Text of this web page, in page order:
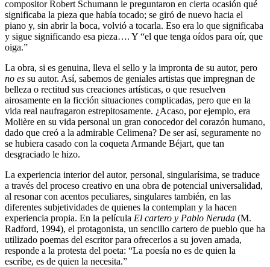
compositor Robert Schumann le preguntaron en cierta ocasión qué
significaba la pieza que había tocado; se giró de nuevo hacia el
piano y, sin abrir la boca, volvió a tocarla. Eso era lo que significaba
y sigue significando esa pieza…. Y “el que tenga oídos para oír, que
oiga.”
La obra, si es genuina, lleva el sello y la impronta de su autor, pero
no es su autor. Así, sabemos de geniales artistas que impregnan de
belleza o rectitud sus creaciones artísticas, o que resuelven
airosamente en la ficción situaciones complicadas, pero que en la
vida real naufragaron estrepitosamente. ¿Acaso, por ejemplo, era
Molière en su vida personal un gran conocedor del corazón humano,
dado que creó a la admirable Celimena? De ser así, seguramente no
se hubiera casado con la coqueta Armande Béjart, que tan
desgraciado le hizo.
La experiencia interior del autor, personal, singularísima, se traduce
a través del proceso creativo en una obra de potencial universalidad,
al resonar con acentos peculiares, singulares también, en las
diferentes subjetividades de quienes la contemplan y la hacen
experiencia propia. En la película El cartero y Pablo Neruda (M.
Radford, 1994), el protagonista, un sencillo cartero de pueblo que ha
utilizado poemas del escritor para ofrecerlos a su joven amada,
responde a la protesta del poeta: “La poesía no es de quien la
escribe, es de quien la necesita.”